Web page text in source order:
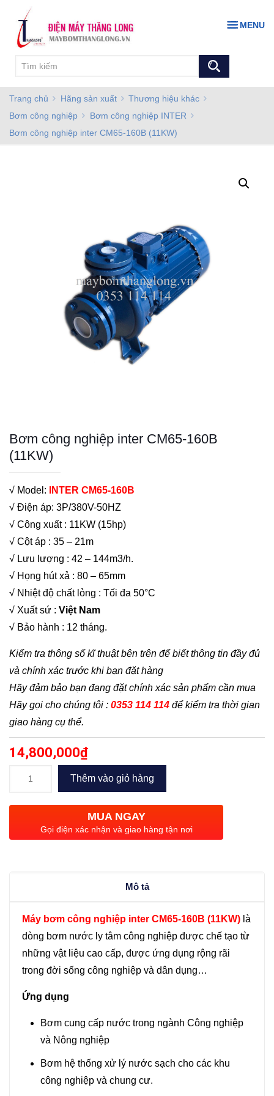
MENU
Trang chủ Hãng sản xuất
Thương hiệu khác
Bơm công nghiệp
Bơm công nghiệp INTER
Bơm công nghiệp inter CM65-160B (11KW)
Bơm công nghiệp inter CM65-160B
(11KW)
√ Model:
INTER CM65-160B
√ Điện áp: 3P/380V-50HZ
√ Công xuất : 11KW (15hp)
√ Cột áp : 35 – 21m
√ Lưu lượng : 42 – 144m3/h.
√ Họng hút xả : 80 – 65mm
√ Nhiệt độ chất lỏng : Tối đa 50°C
√ Xuất sứ : Việt Nam
√ Bảo hành : 12 tháng.
Kiểm tra thông số kĩ thuật bên trên để biết thông tin đầy đủ
và chính xác trước khi bạn đặt hàng
Hãy đảm bảo bạn đang đặt chính xác sản phẩm cần mua
Hãy gọi cho chúng tôi : 0353 114 114 để kiểm tra thời gian
giao hàng cụ thể.
14,800,000₫
nghiệp
CM65-
Thêm vào giỏ hàng
MUA NGAY
Gọi điện xác nhận và giao hàng tận nơi
Mô tả
Máy bơm công nghiệp inter CM65-160B (11KW) là
dòng bơm nước ly tâm công nghiệp được chế tạo từ
những vật liệu cao cấp, được ứng dụng rộng rãi
trong đời sống công nghiệp và dân dụng…
Ứng dụng
Bơm cung cấp nước trong ngành Công nghiệp
và Nông nghiệp
Bơm hệ thống xử lý nước sạch cho các khu
công nghiệp và chung cư.